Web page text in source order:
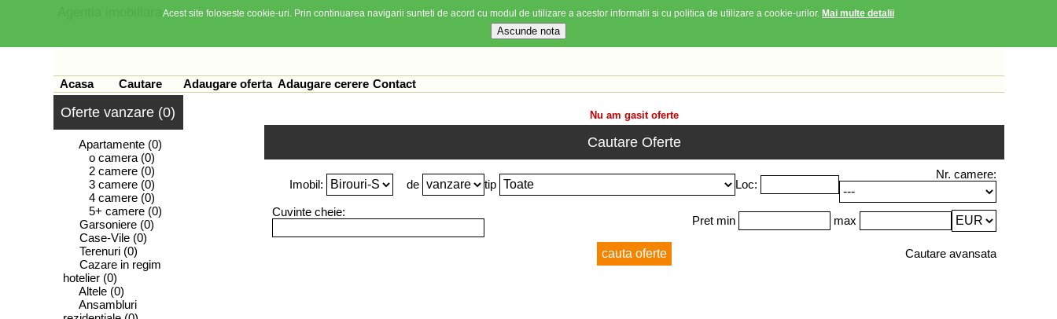
Acasa Cautare Adaugare oferta Adaugare cerere Contact
Oferte vanzare (0)
Apartamente(0)
o camera(0)
2 camere(0)
3 camere(0)
4 camere(0)
5+ camere(0)
Garsoniere(0)
Case-Vile(0)
Terenuri(0)
Cazare in regim
hotelier(0)
Altele(0)
Ansambluri
Nu am gasit oferte
Cautare Oferte
Imobil: de tip Loc:
Nr. camere:
Cuvinte cheie:
Pret min max
Cautare avansata
Acest site foloseste cookie-uri. Prin continuarea navigarii sunteti de acord cu modul de utilizare a acestor informatii si cu politica de utilizare a cookie-urilor. Mai multe detalii